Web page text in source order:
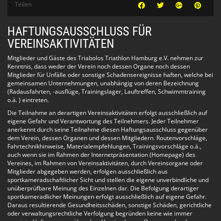
Es gibt 4 verschiedene Trainingsgruppen (Anfänger-
Schwimmen, Fortgeschrittenen-Schwimmen, Mixed Training,
Techniktraining):
Anfänger-Schwimmen
kannst, dann bist Du bei den Anfängern genau richtig. Wenn
Du immer vorne schwimmst und warten musst, dann ist
vielleicht das Fortgeschrittenen-Schwimmen für Dich besser
geeignet.
Wenn es Dir leicht fällt, 100 Meter im ausgeruhten Zustand
unter 2 Minuten zu schwimmen, dann bist Du in diesem Kurs
genau richtig. Es wird ein anspruchsvolles Training für
Fortgeschrittene angeboten.
Mixed Training
Das Mixed Training ist für alle gedacht. Anfänger und
Fortgeschrittene schwimmen zusammen. In diesem Training
sind alle Leistungsstufen zusammen.
Bitte nimm Rücksicht auf Deine Schwimmfreundinnen und
Schwimmfreunde.
Teilen
HAFTUNGSAUSSCHLUSS FÜR
VEREINSAKTIVITÄTEN
Mitglieder und Gäste des Triabolos Triathlon Hamburg e.V. nehmen zur
Kenntnis, dass weder der Verein noch dessen Organe noch dessen
Mitglieder für Unfälle oder sonstige Schadensereignisse haften, welche bei
gemeinsamen Unternehmungen, unabhängig von deren Bezeichnung
(Radausfahrten, -ausflüge, Trainingslager, Lauftreffen, Schwimmtraining
o.ä. ) eintreten.
Die Teilnahme an derartigen Vereinsaktivitäten erfolgt ausschließlich auf
eigene Gefahr und Verantwortung des Teilnehmers. Jeder Teilnehmer
anerkennt durch seine Teilnahme diesen Haftungsausschluss gegenüber
dem Verein, dessen Organen und dessen Mitgliedern. Routenvorschläge,
Fahrtechnikhinweise, Materialempfehlungen, Trainingsvorschläge o.ä.,
auch wenn sie im Rahmen der Internetpräsentation (Homepage) des
Vereines, im Rahmen von Vereinsaktivitäten, durch Vereinsorgane oder
Mitglieder abgegeben werden, erfolgen ausschließlich aus
sportkameradschaftlicher Sicht und stellen die eigene unverbindliche und
unüberprüfbare Meinung des Einzelnen dar. Die Befolgung derartiger
sportkameradlicher Meinungen erfolgt ausschließlich auf eigene Gefahr.
Daraus resultierende Gesundheitsschäden, sonstige Schäden, gerichtliche
oder verwaltungsrechtliche Verfolgung begründen keine wie immer